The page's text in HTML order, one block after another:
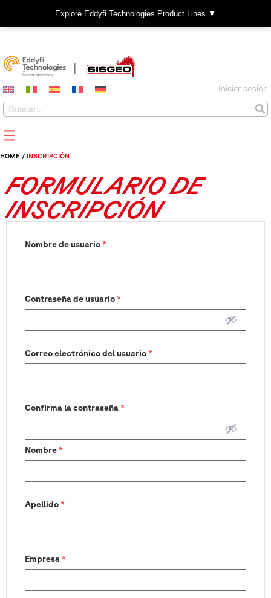
Explore Eddyfi Technologies Product Lines ▼
Iniciar sesión
HOME / INSCRIPCIÓN
FORMULARIO DE
INSCRIPCIÓN
Nombre de usuario*
Contraseña de usuario*
Correo electrónico del usuario*
Confirma la contraseña*
Nombre*
Apellido*
Empresa*